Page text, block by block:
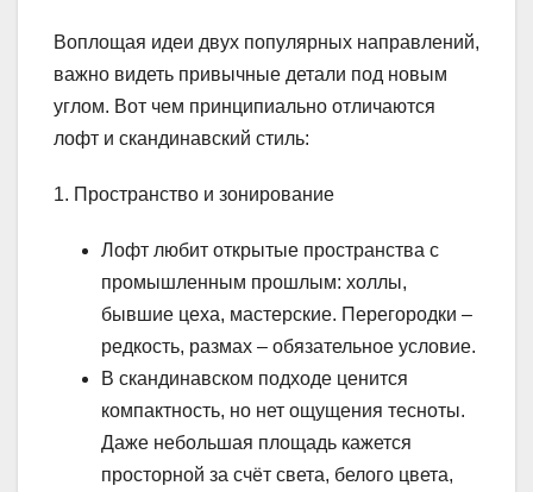
Воплощая идеи двух популярных направлений,
важно видеть привычные детали под новым
углом. Вот чем принципиально отличаются
лофт и скандинавский стиль:
1. Пространство и зонирование
Лофт любит открытые пространства с
промышленным прошлым: холлы,
бывшие цеха, мастерские. Перегородки –
редкость, размах – обязательное условие.
В скандинавском подходе ценится
компактность, но нет ощущения тесноты.
Даже небольшая площадь кажется
просторной за счёт света, белого цвета,